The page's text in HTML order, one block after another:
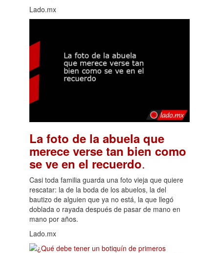
Lado.mx
La foto de la abuela que
merece verse tan bien como
se ve en el recuerdo.
Casi toda familia guarda una foto vieja que quiere
rescatar: la de la boda de los abuelos, la del
bautizo de alguien que ya no está, la que llegó
doblada o rayada después de pasar de mano en
mano por años.
Lado.mx